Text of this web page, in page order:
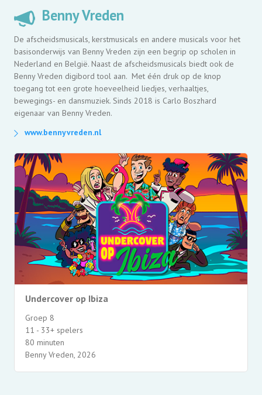
Benny Vreden
De afscheidsmusicals, kerstmusicals en andere musicals voor het
basisonderwijs van Benny Vreden zijn een begrip op scholen in
Nederland en België. Naast de afscheidsmusicals biedt ook de
Benny Vreden digibord tool aan. Met één druk op de knop
toegang tot een grote hoeveelheid liedjes, verhaaltjes,
bewegings- en dansmuziek. Sinds 2018 is Carlo Boszhard
eigenaar van Benny Vreden.
www.bennyvreden.nl
Undercover op Ibiza
Groep 8
11 - 33+ spelers
80 minuten
Benny Vreden, 2026